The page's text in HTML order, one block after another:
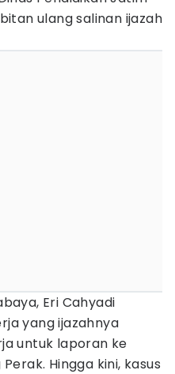
ulang salinan ijazah
Eri Cahyadi
yang ijazahnya
untuk laporan ke
Hingga kini, kasus